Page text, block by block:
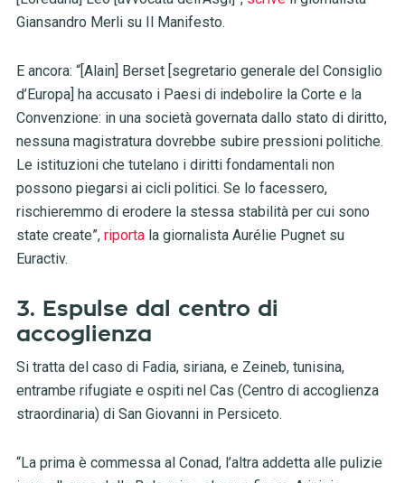
Giansandro Merli su Il Manifesto.
E ancora: “[Alain] Berset [segretario generale del Consiglio
d’Europa] ha accusato i Paesi di indebolire la Corte e la
Convenzione: in una società governata dallo stato di diritto,
nessuna magistratura dovrebbe subire pressioni politiche.
Le istituzioni che tutelano i diritti fondamentali non
possono piegarsi ai cicli politici. Se lo facessero,
rischieremmo di erodere la stessa stabilità per cui sono
state create”, riportala giornalista Aurélie Pugnet su
Euractiv.
3. Espulse dal centro di
accoglienza
Si tratta del caso di Fadia, siriana, e Zeineb, tunisina,
entrambe rifugiate e ospiti nel Cas (Centro di accoglienza
straordinaria) di San Giovanni in Persiceto.
“La prima è commessa al Conad, l’altra addetta alle pulizie